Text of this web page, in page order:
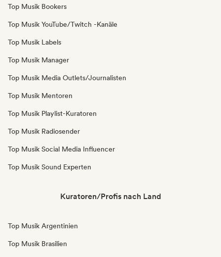
Top Musik Bookers
Top Musik YouTube/Twitch -Kanäle
Top Musik Labels
Top Musik Manager
Top Musik Media Outlets/Journalisten
Top Musik Mentoren
Top Musik Playlist-Kuratoren
Top Musik Radiosender
Top Musik Social Media Influencer
Top Musik Sound Experten
Kuratoren/Profis nach Land
Top Musik Argentinien
Top Musik Brasilien